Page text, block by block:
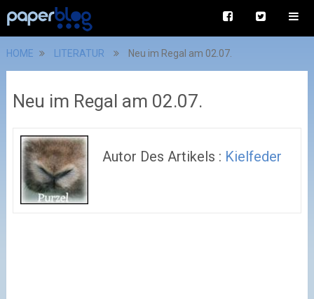
HOME LITERATUR Neu im Regal am 02.07.
Neu im Regal am 02.07.
Autor Des Artikels : Kielfeder